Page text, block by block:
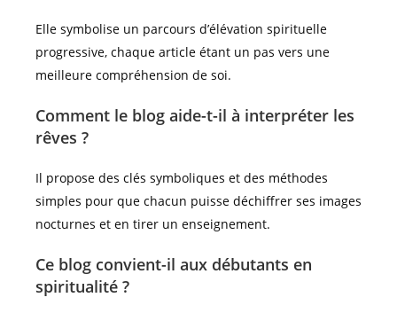
Elle symbolise un parcours d’élévation spirituelle
progressive, chaque article étant un pas vers une
meilleure compréhension de soi.
Comment le blog aide-t-il à interpréter les
rêves ?
Il propose des clés symboliques et des méthodes
simples pour que chacun puisse déchiffrer ses images
nocturnes et en tirer un enseignement.
Ce blog convient-il aux débutants en
spiritualité ?